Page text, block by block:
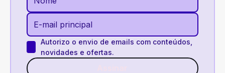
Autorizo o envio de emails com conteúdos,
novidades e ofertas.